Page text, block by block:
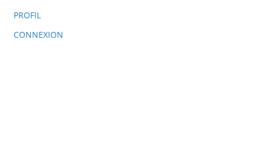
PROFIL
CONNEXION